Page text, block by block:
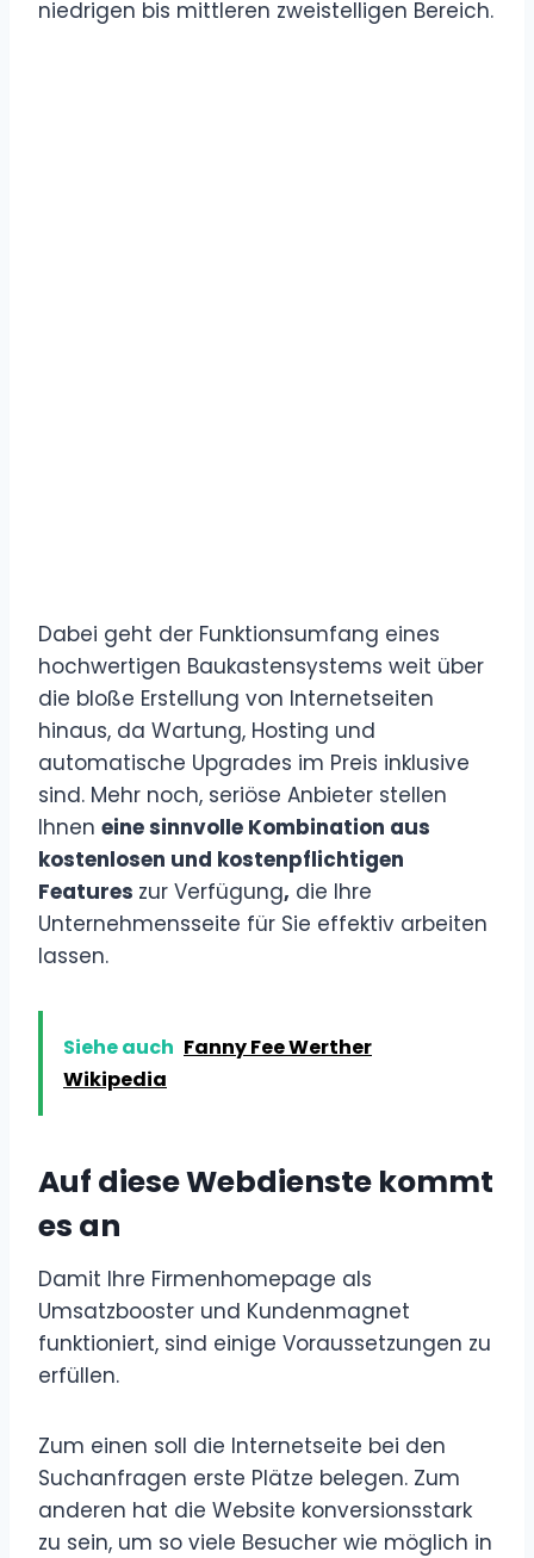
niedrigen bis mittleren zweistelligen Bereich.
Dabei geht der Funktionsumfang eines
hochwertigen Baukastensystems weit über
die bloße Erstellung von Internetseiten
hinaus, da Wartung, Hosting und
automatische Upgrades im Preis inklusive
sind. Mehr noch, seriöse Anbieter stellen
Ihnen eine sinnvolle Kombination aus
kostenlosen und kostenpflichtigen
Features zur Verfügung, die Ihre
Unternehmensseite für Sie effektiv arbeiten
lassen.
Siehe auch Fanny Fee Werther
Wikipedia
Auf diese Webdienste kommt
es an
Damit Ihre Firmenhomepage als
Umsatzbooster und Kundenmagnet
funktioniert, sind einige Voraussetzungen zu
erfüllen.
Zum einen soll die Internetseite bei den
Suchanfragen erste Plätze belegen. Zum
anderen hat die Website konversionsstark
zu sein, um so viele Besucher wie möglich in